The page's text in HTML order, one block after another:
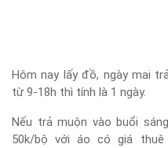
Hôm nay lấy đồ, ngày mai
từ 9-18h thì tính là 1 ngày.
Nếu trả muộn vào buổi
50k/bộ với áo có giá thuê